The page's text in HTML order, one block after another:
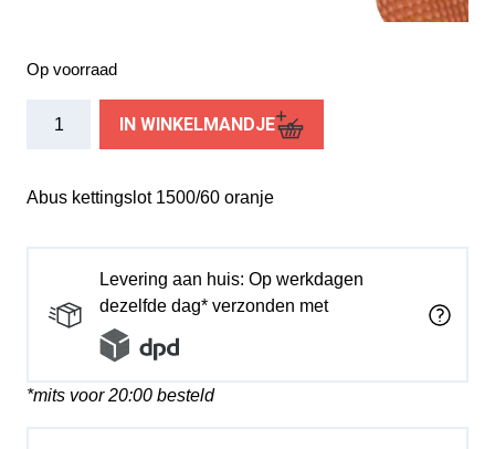
Op voorraad
web
IN WINKELMANDJE
Abus kettingslot 1500/60 oranje
Levering aan huis: Op werkdagen
dezelfde dag* verzonden met
*mits voor 20:00 besteld